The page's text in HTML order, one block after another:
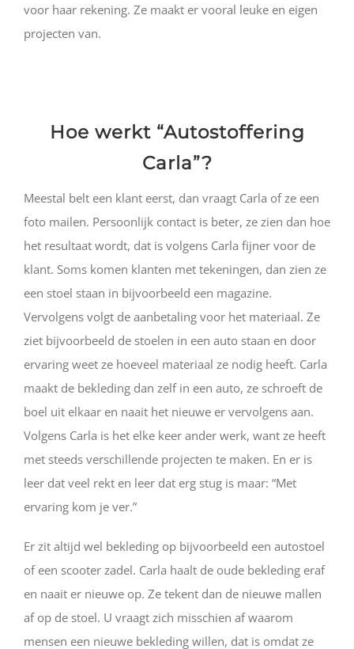
voor haar rekening. Ze maakt er vooral leuke en eigen
projecten van.
Hoe werkt “Autostoffering
Carla”?
Meestal belt een klant eerst, dan vraagt Carla of ze een
foto mailen. Persoonlijk contact is beter, ze zien dan hoe
het resultaat wordt, dat is volgens Carla fijner voor de
klant. Soms komen klanten met tekeningen, dan zien ze
een stoel staan in bijvoorbeeld een magazine.
Vervolgens volgt de aanbetaling voor het materiaal. Ze
ziet bijvoorbeeld de stoelen in een auto staan en door
ervaring weet ze hoeveel materiaal ze nodig heeft. Carla
maakt de bekleding dan zelf in een auto, ze schroeft de
boel uit elkaar en naait het nieuwe er vervolgens aan.
Volgens Carla is het elke keer ander werk, want ze heeft
met steeds verschillende projecten te maken. En er is
leer dat veel rekt en leer dat erg stug is maar: “Met
ervaring kom je ver.”
Er zit altijd wel bekleding op bijvoorbeeld een autostoel
of een scooter zadel. Carla haalt de oude bekleding eraf
en naait er nieuwe op. Ze tekent dan de nieuwe mallen
af op de stoel. U vraagt zich misschien af waarom
mensen een nieuwe bekleding willen, dat is omdat ze